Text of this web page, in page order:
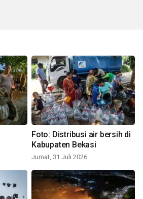
Foto: Distribusi air bersih di
Kabupaten Bekasi
Jumat, 31 Juli 2026